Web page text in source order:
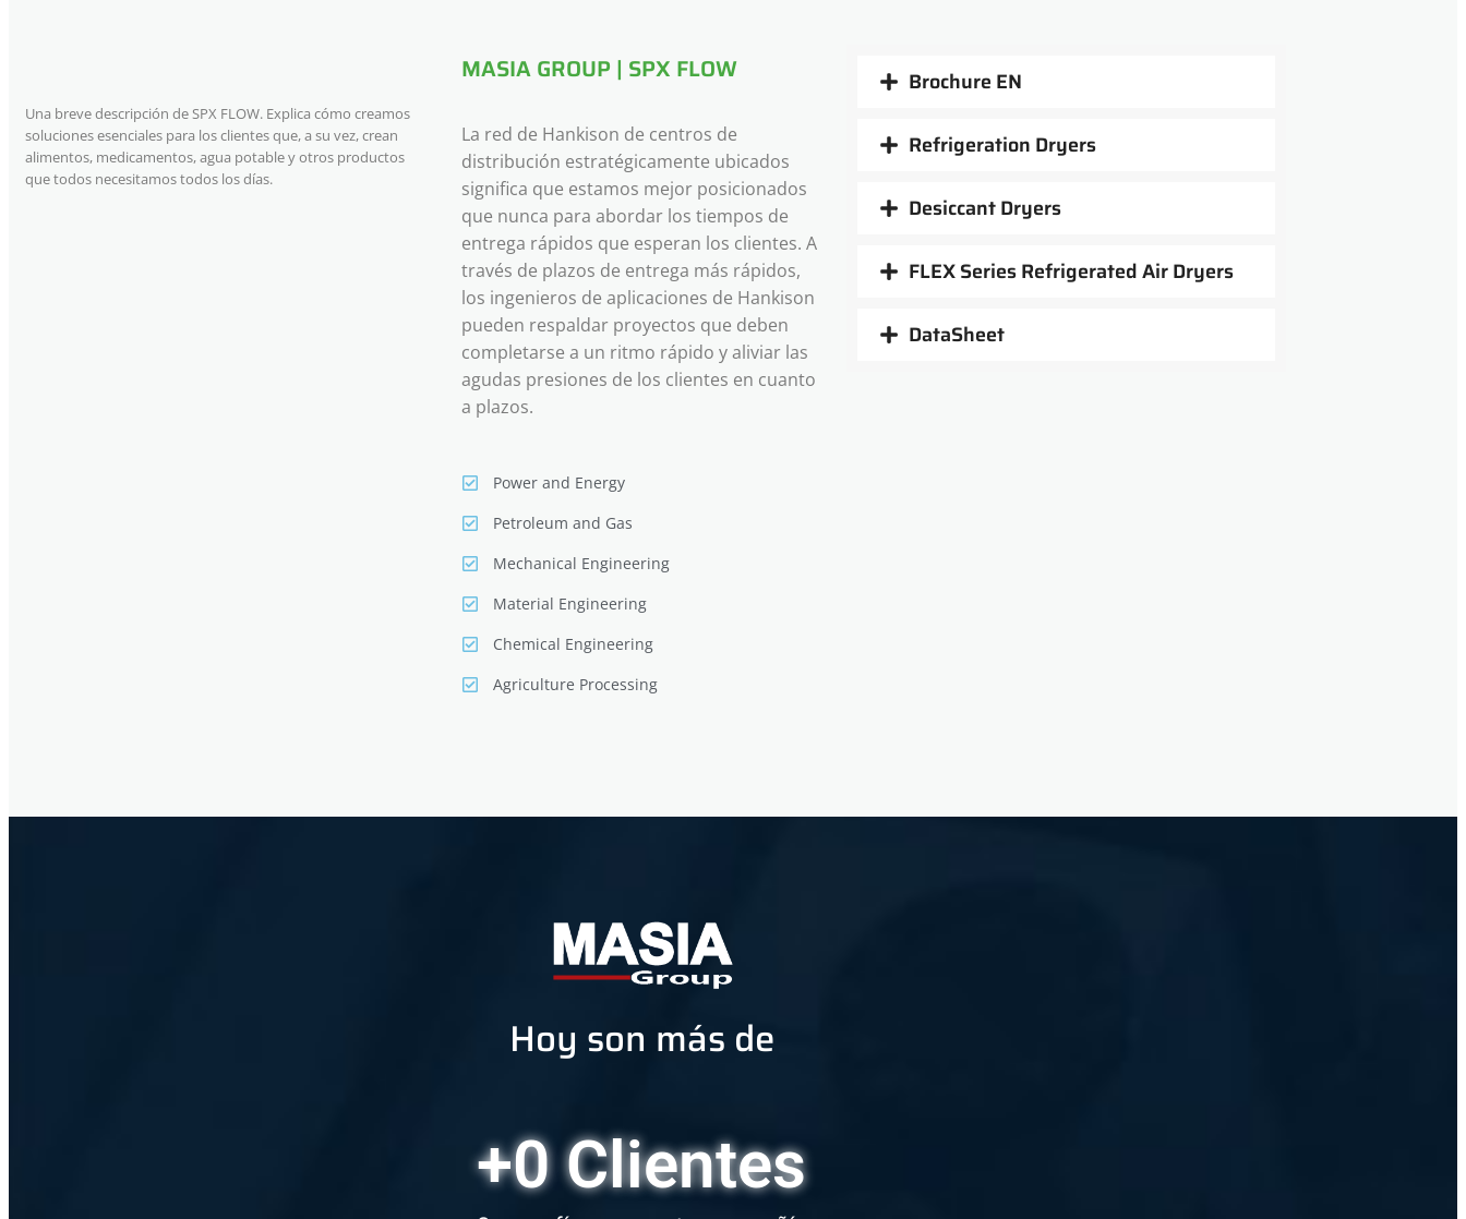
Una breve descripción de SPX FLOW. Explica cómo creamos
soluciones esenciales para los clientes que, a su vez, crean
alimentos, medicamentos, agua potable y otros productos
que todos necesitamos todos los días.
MASIA GROUP | SPX FLOW
La red de Hankison de centros de
distribución estratégicamente ubicados
significa que estamos mejor posicionados
que nunca para abordar los tiempos de
entrega rápidos que esperan los clientes. A
través de plazos de entrega más rápidos,
los ingenieros de aplicaciones de Hankison
pueden respaldar proyectos que deben
completarse a un ritmo rápido y aliviar las
agudas presiones de los clientes en cuanto
a plazos.
Power and Energy
Petroleum and Gas
Mechanical Engineering
Material Engineering
Chemical Engineering
Agriculture Processing
Brochure EN
Refrigeration Dryers
Desiccant Dryers
FLEX Series Refrigerated Air Dryers
DataSheet
Hoy son más de
+0 Clientes